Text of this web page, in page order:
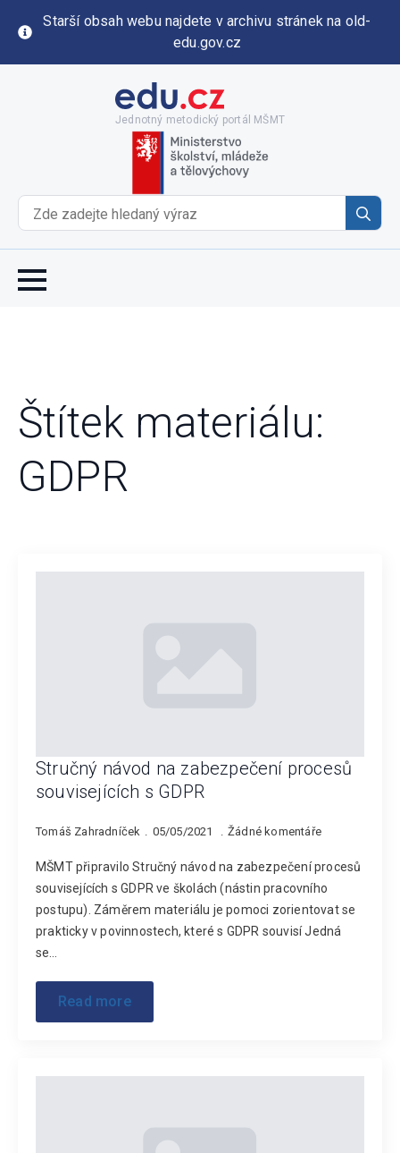
Starší obsah webu najdete v archivu stránek na old-
edu.gov.cz
Jednotný metodický portál MŠMT
for:
Štítek materiálu:
GDPR
Stručný návod na zabezpečení procesů
souvisejících s GDPR
Tomáš Zahradníček 05/05/2021 Žádné komentáře
MŠMT připravilo Stručný návod na zabezpečení procesů
souvisejících s GDPR ve školách (nástin pracovního
postupu). Záměrem materiálu je pomoci zorientovat se
prakticky v povinnostech, které s GDPR souvisí Jedná
se…
Read more